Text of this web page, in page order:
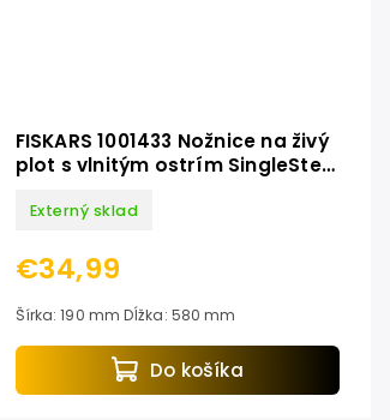
FISKARS 1001433 Nožnice na živý
plot s vlnitým ostrím SingleStep
Externý sklad
€34,99
Do košíka
Šírka: 190 mm Dĺžka: 580 mm